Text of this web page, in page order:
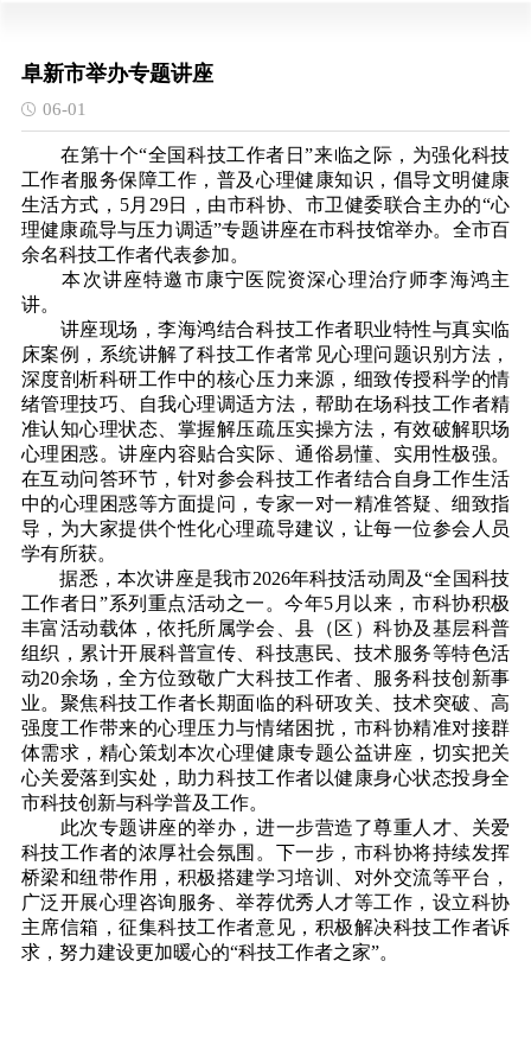
阜新市举办专题讲座
06-01
在第十个“全国科技工作者日”来临之际，为强化科技
工作者服务保障工作，普及心理健康知识，倡导文明健康
生活方式，5月29日，由市科协、市卫健委联合主办的“心
理健康疏导与压力调适”专题讲座在市科技馆举办。全市百
余名科技工作者代表参加。
本次讲座特邀市康宁医院资深心理治疗师李海鸿主
讲。
讲座现场，李海鸿结合科技工作者职业特性与真实临
床案例，系统讲解了科技工作者常见心理问题识别方法，
深度剖析科研工作中的核心压力来源，细致传授科学的情
绪管理技巧、自我心理调适方法，帮助在场科技工作者精
准认知心理状态、掌握解压疏压实操方法，有效破解职场
心理困惑。讲座内容贴合实际、通俗易懂、实用性极强。
在互动问答环节，针对参会科技工作者结合自身工作生活
中的心理困惑等方面提问，专家一对一精准答疑、细致指
导，为大家提供个性化心理疏导建议，让每一位参会人员
学有所获。
据悉，本次讲座是我市2026年科技活动周及“全国科技
工作者日”系列重点活动之一。今年5月以来，市科协积极
丰富活动载体，依托所属学会、县（区）科协及基层科普
组织，累计开展科普宣传、科技惠民、技术服务等特色活
动20余场，全方位致敬广大科技工作者、服务科技创新事
业。聚焦科技工作者长期面临的科研攻关、技术突破、高
强度工作带来的心理压力与情绪困扰，市科协精准对接群
体需求，精心策划本次心理健康专题公益讲座，切实把关
心关爱落到实处，助力科技工作者以健康身心状态投身全
市科技创新与科学普及工作。
此次专题讲座的举办，进一步营造了尊重人才、关爱
科技工作者的浓厚社会氛围。下一步，市科协将持续发挥
桥梁和纽带作用，积极搭建学习培训、对外交流等平台，
广泛开展心理咨询服务、举荐优秀人才等工作，设立科协
主席信箱，征集科技工作者意见，积极解决科技工作者诉
求，努力建设更加暖心的“科技工作者之家”。